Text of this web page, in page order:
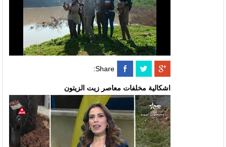
Share:
اشكالية مخلفات معاصر زيت الزيتون